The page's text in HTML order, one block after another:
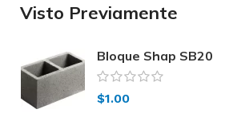
Visto Previamente
Bloque Shap SB20
liso 19x19x39
$1.00